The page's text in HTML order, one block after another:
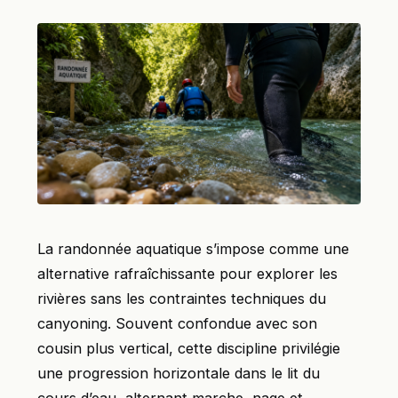
La randonnée aquatique s’impose comme une
alternative rafraîchissante pour explorer les
rivières sans les contraintes techniques du
canyoning. Souvent confondue avec son
cousin plus vertical, cette discipline privilégie
une progression horizontale dans le lit du